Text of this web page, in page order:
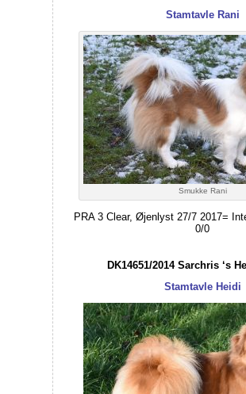
Stamtavle Rani
Smukke Rani
PRA 3 Clear, Øjenlyst 27/7 2017=
0/0
DK14651/2014 Sarchris ‘s
Stamtavle Heidi